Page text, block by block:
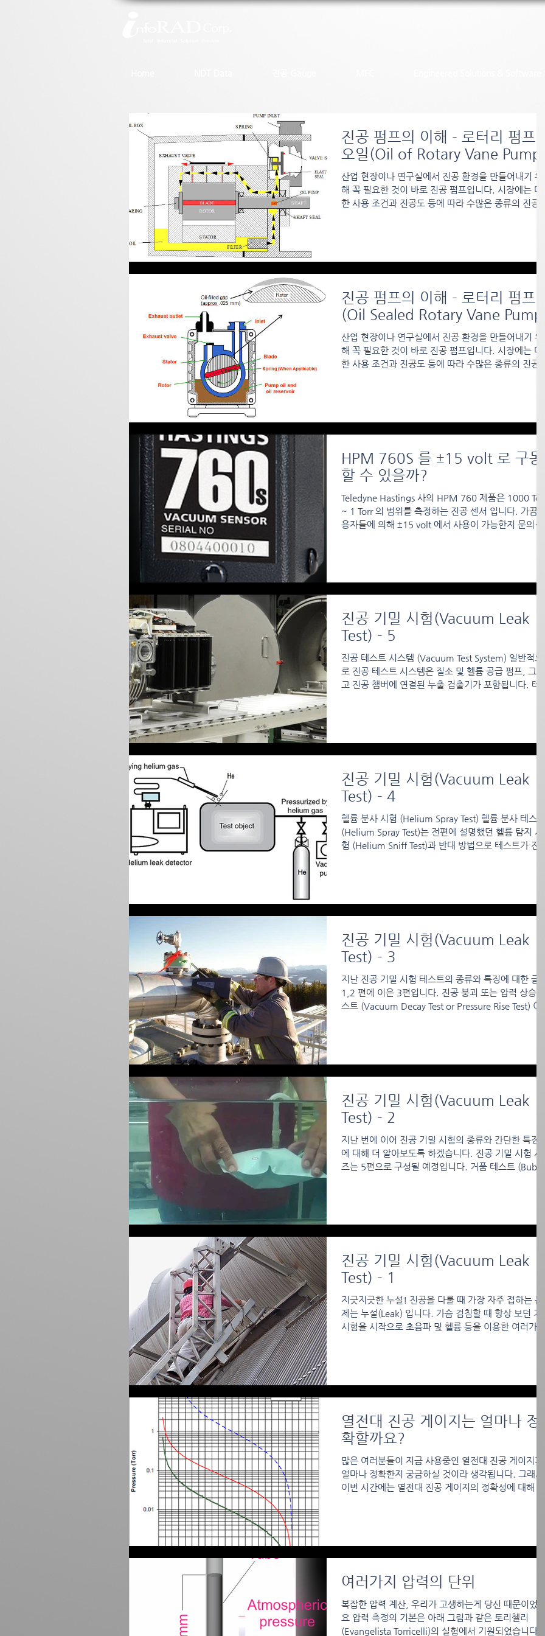
진공 펌프의 이해 - 로터리 펌프
오일(Oil of Rotary Vane
산업 현장이나 연구실에서 진공 환경을 만들어내기 위
해 꼭 필요한 것이 바로 진공 펌프입니다. 시장에는 다
한 사용 조건과 진공도 등에 따라 수많은 종류의 진공
진공 펌프의 이해 - 로터리 펌프
(Oil Sealed Rotary Vane
산업 현장이나 연구실에서 진공 환경을 만들어내기 위
해 꼭 필요한 것이 바로 진공 펌프입니다. 시장에는 다
한 사용 조건과 진공도 등에 따라 수많은 종류의 진공
HPM 760S 를 ±15 volt 로 구동
할 수 있을까?
Teledyne Hastings 사의 HPM 760 제품은 1000
~ 1 Torr 의 범위를 측정하는 진공 센서 입니다. 가끔
용자들에 의해 ±15 volt 에서 사용이 가능한지 문의가
진공 기밀 시험(Vacuum Leak
Test) - 5
진공 테스트 시스템 (Vacuum Test System) 일반적으
로 진공 테스트 시스템은 질소 및 헬륨 공급 펌프, 그리
고 진공 챔버에 연결된 누출 검출기가 포함됩니다. 테
진공 기밀 시험(Vacuum Leak
Test) - 4
헬륨 분사 시험 (Helium Spray Test) 헬륨 분사 테스트
(Helium Spray Test)는 전편에 설명했던 헬륨 탐지 시
험 (Helium Sniff Test)과 반대 방법으로 테스트가 진
진공 기밀 시험(Vacuum Leak
Test) - 3
지난 진공 기밀 시험 테스트의 종류와 특징에 대한 글
1,2 편에 이은 3편입니다. 진공 붕괴 또는 압력 상승
스트 (Vacuum Decay Test or Pressure Rise Test) 이
진공 기밀 시험(Vacuum Leak
Test) - 2
지난 번에 이어 진공 기밀 시험의 종류와 간단한 특징
에 대해 더 알아보도록 하겠습니다. 진공 기밀 시험 시
즈는 5편으로 구성될 예정입니다. 거품 테스트
진공 기밀 시험(Vacuum Leak
Test) - 1
지긋지긋한 누설! 진공을 다룰 때 가장 자주 접하는 문
제는 누설(Leak) 입니다. 가슴 검침할 때 항상 보던 거
시험을 시작으로 초음파 및 헬륨 등을 이용한 여러가지
열전대 진공 게이지는 얼마나 정
확할까요?
많은 여러분들이 지금 사용중인 열전대 진공 게이지가
얼마나 정확한지 궁금하실 것이라 생각됩니다. 그래서
이번 시간에는 열전대 진공 게이지의 정확성에 대해 이
여러가지 압력의 단위
복잡한 압력 계산, 우리가 고생하는게 당신 때문이었
요 압력 측정의 기본은 아래 그림과 같은 토리첼리
(Evangelista Torricelli)의 실험에서 기원되었습니다.